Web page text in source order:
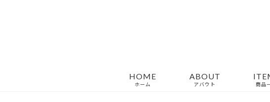
HOME
ホーム
ABOUT
アバウト 商品